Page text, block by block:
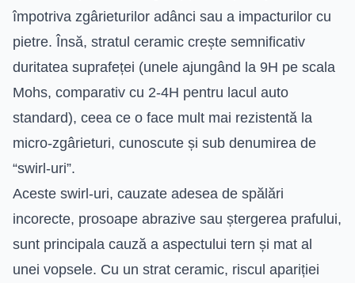
împotriva zgârieturilor adânci sau a impacturilor cu
pietre. Însă, stratul ceramic crește semnificativ
duritatea suprafeței (unele ajungând la 9H pe scala
Mohs, comparativ cu 2-4H pentru lacul auto
standard), ceea ce o face mult mai rezistentă la
micro-zgârieturi, cunoscute și sub denumirea de
“swirl-uri”.
Aceste swirl-uri, cauzate adesea de spălări
incorecte, prosoape abrazive sau ștergerea prafului,
sunt principala cauză a aspectului tern și mat al
unei vopsele. Cu un strat ceramic, riscul apariției